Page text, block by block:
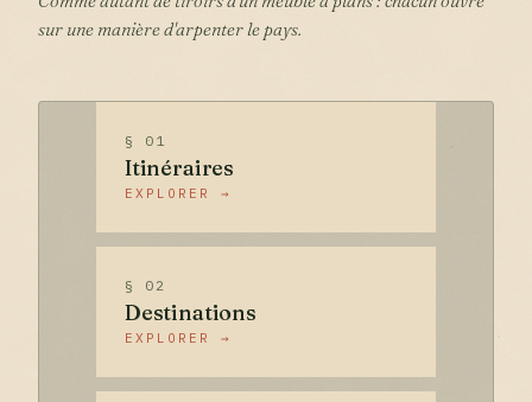
sur une manière d'arpenter le pays.
§ 01
Itinéraires
EXPLORER →
§ 02
Destinations
EXPLORER →